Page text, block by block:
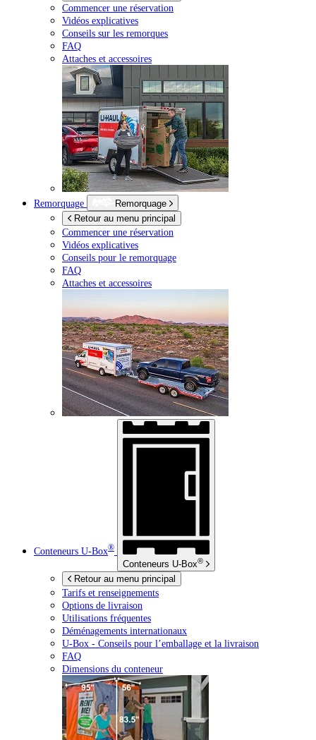
Commencer une réservation
Vidéos explicatives
Conseils sur les remorques
FAQ
Attaches et accessoires
Remorquage
Remorquage
Retour au menu principal
Commencer une réservation
Vidéos explicatives
Conseils pour le remorquage
FAQ
Attaches et accessoires
Conteneurs U-Box®
Conteneurs U-Box®
Retour au menu principal
Tarifs et renseignements
Options de livraison
Utilisations fréquentes
Déménagements internationaux
U-Box - Conseils pour l’emballage et la livraison
FAQ
Dimensions du conteneur